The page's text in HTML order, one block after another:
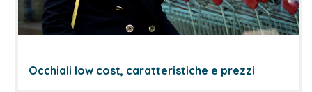
Occhiali low cost, caratteristiche e prezzi